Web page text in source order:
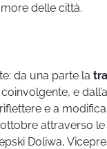
delle città.
da una parte la
e
e a
attraverso
Doliwa,